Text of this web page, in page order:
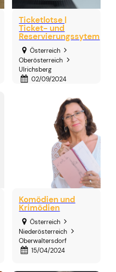
Ticketlotse |
Ticket- und
Reservierungssytem
Österreich
Oberösterreich
Ulrichsberg
02/09/2024
Komödien und
Krimödien
Österreich
Niederösterreich
Oberwaltersdorf
15/04/2024